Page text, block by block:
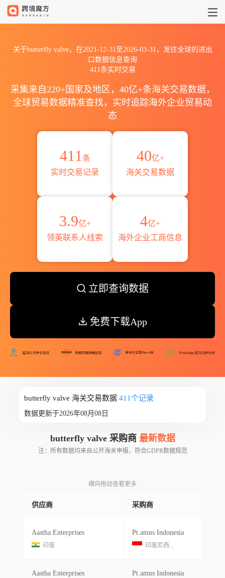
关于butterfly valve，在2021-12-31至2026-03-31，发往全球的进出
口数据信息查询
411条实时交易
采集来自220+国家及地区，40亿+条海关交易数据，
全球贸易数据精准查找，实时追踪海外企业贸易动
态
411 条
实时交易记录
40亿+
海关交易数据
3.9亿+
领英联系人线索
4亿+
海外企业工商信息
立即查询数据
免费下载App
butterfly valve 海关交易数据 411个记录
数据更新于2026年08月08日
butterfly valve 采购商 最新数据
注：所有数据均来自公开海关申报，符合GDPR数据规范
横向拖动查看更多
供应商 采购商
Aastha Enterprises
印度
Pt.amns Indonesia
印度尼西...
Aastha Enterprises Pt.amns Indonesia